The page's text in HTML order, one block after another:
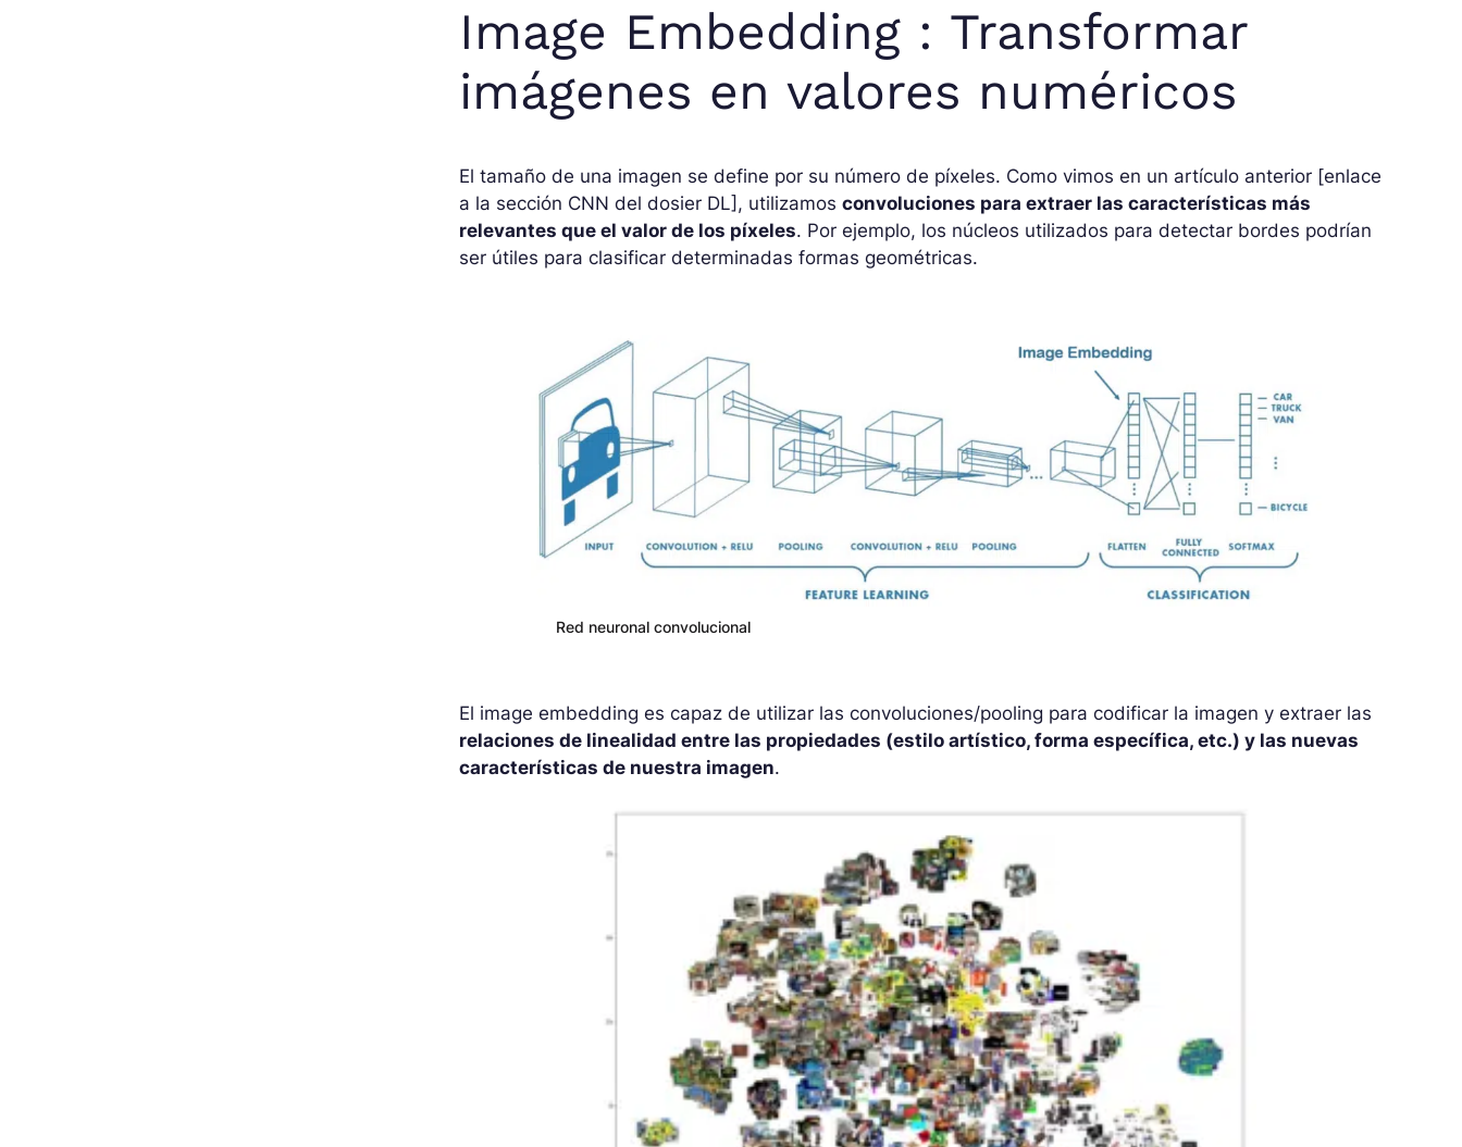
Image Embedding : Transformar
imágenes en valores numéricos
El tamaño de una imagen se define por su número de píxeles. Como vimos en un artículo anterior [enlace
a la sección CNN del dosier DL], utilizamosconvoluciones para extraer las características más
relevantes que el valor de los píxeles. Por ejemplo, los núcleos utilizados para detectar bordes podrían
ser útiles para clasificar determinadas formas geométricas.
Red neuronal convolucional
El image embedding es capaz de utilizar las convoluciones/pooling para codificar la imagen y extraer las
relaciones de linealidad entre las propiedades (estilo artístico, forma específica, etc.) y las nuevas
características de nuestra imagen.